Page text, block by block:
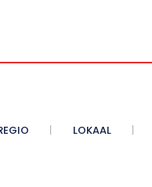
LOKAAL